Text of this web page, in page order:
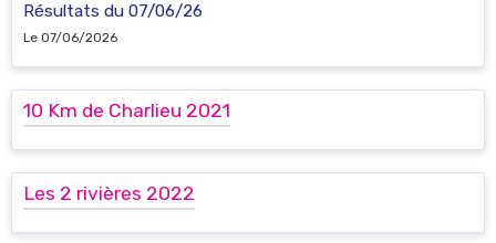
Résultats du 07/06/26
Le 07/06/2026
10 Km de Charlieu 2021
Les 2 rivières 2022